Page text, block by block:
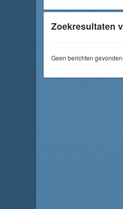
Zoekresultaten
Geen berichten gevonden.